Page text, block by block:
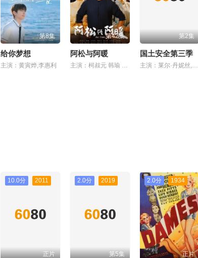
第8集
给你梦想
主演：黄寅烨,李惠利
第42集
阿松与阿暖
主演：柯叔元 韩瑜 张睿家 杨子仪
第2集
国土安全第三季
主演：莱尔·丹妮丝,戴米恩·路易斯,莫瑞娜·巴卡
10.0分 2011
正片
2.0分 2019
第5集
2.0分 1934
正片